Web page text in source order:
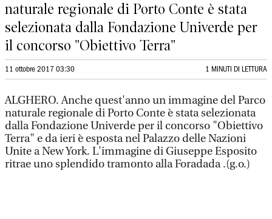
naturale regionale di Porto Conte è stata
selezionata dalla Fondazione Univerde per
il concorso "Obiettivo Terra"
11 ottobre 2017 03:30 1 MINUTI DI LETTURA
ALGHERO. Anche quest'anno un immagine del Parco
naturale regionale di Porto Conte è stata selezionata
dalla Fondazione Univerde per il concorso "Obiettivo
Terra" e da ieri è esposta nel Palazzo delle Nazioni
Unite a New York. L'immagine di Giuseppe Esposito
ritrae uno splendido tramonto alla Foradada .(g.o.)